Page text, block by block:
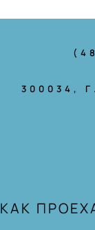
300034,
КАК